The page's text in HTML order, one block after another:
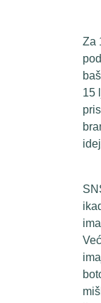
Za
15